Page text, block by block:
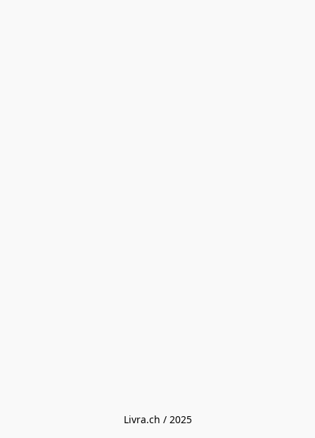
Livra.ch / 2025